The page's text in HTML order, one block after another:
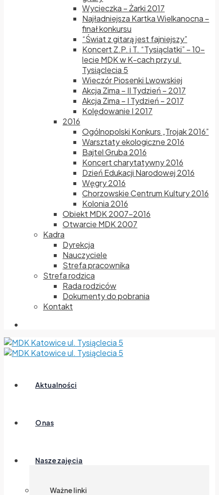
Wycieczka – Żarki 2017
Najładniejsza Kartka Wielkanocna –
finał konkursu
“Świat z gitarą jest fajniejszy”
Koncert Z.P. i T. “Tysiąclatki” – 10-
lecie MDK w K-cach przy ul.
Tysiąclecia 5
Wieczór Piosenki Lwowskiej
Akcja Zima – II Tydzień – 2017
Akcja Zima – I Tydzień – 2017
Kolędowanie I 2017
2016
Ogólnopolski Konkurs „Trojak 2016”
Warsztaty ekologiczne 2016
Bajtel Gruba 2016
Koncert charytatywny 2016
Dzień Edukacji Narodowej 2016
Węgry 2016
Chorzowskie Centrum Kultury 2016
Kolonia 2016
Obiekt MDK 2007-2016
Otwarcie MDK 2007
Kadra
Dyrekcja
Nauczyciele
Strefa pracownika
Strefa rodzica
Rada rodziców
Dokumenty do pobrania
Kontakt
Aktualności
O nas
Nasze zajęcia
Ważne linki